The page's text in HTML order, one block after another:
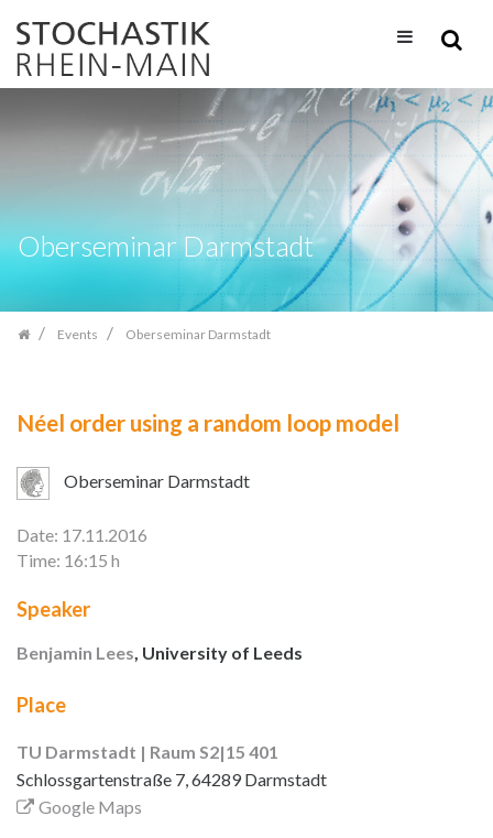
navigation
Oberseminar Darmstadt
Events Oberseminar Darmstadt
Néel order using a random loop model
Oberseminar Darmstadt
Date: 17.11.2016
Time: 16:15 h
Speaker
Benjamin Lees, University of Leeds
Place
TU Darmstadt | Raum S2|15 401
Schlossgartenstraße 7, 64289 Darmstadt
Google Maps